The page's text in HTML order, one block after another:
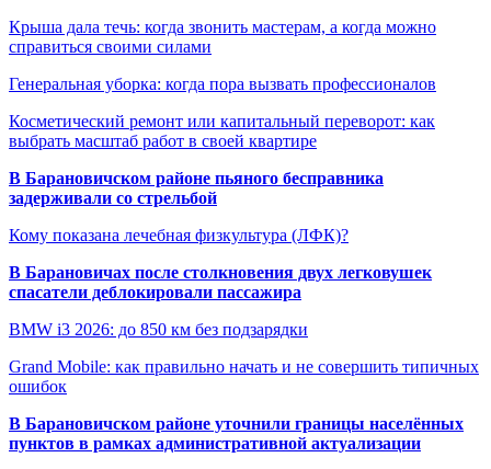
Крыша дала течь: когда звонить мастерам, а когда можно
справиться своими силами
Генеральная уборка: когда пора вызвать профессионалов
Косметический ремонт или капитальный переворот: как
выбрать масштаб работ в своей квартире
В Барановичском районе пьяного бесправника
задерживали со стрельбой
Кому показана лечебная физкультура (ЛФК)?
В Барановичах после столкновения двух легковушек
спасатели деблокировали пассажира
BMW i3 2026: до 850 км без подзарядки
Grand Mobile: как правильно начать и не совершить типичных
ошибок
В Барановичском районе уточнили границы населённых
пунктов в рамках административной актуализации